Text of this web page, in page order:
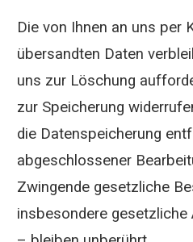
Die von Ihnen an uns per
übersandten Daten
uns zur Löschung
zur Speicherung
die Datenspeicherung
abgeschlossener
Zwingende gesetzliche
insbesondere